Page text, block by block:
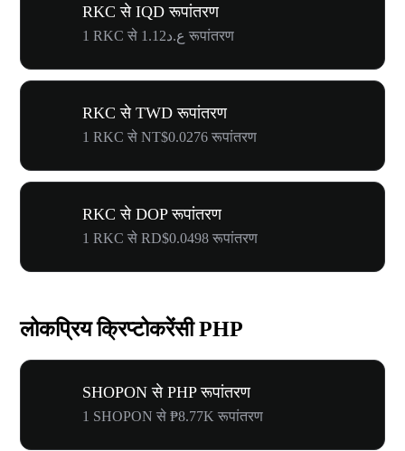
RKC से IQD रूपांतरण
1 RKC से ع.د1.12 रूपांतरण
RKC से TWD रूपांतरण
1 RKC से NT$0.0276 रूपांतरण
RKC से DOP रूपांतरण
1 RKC से RD$0.0498 रूपांतरण
लोकप्रिय क्रिप्टोकरेंसी PHP
SHOPON से PHP रूपांतरण
1 SHOPON से ₱8.77K रूपांतरण